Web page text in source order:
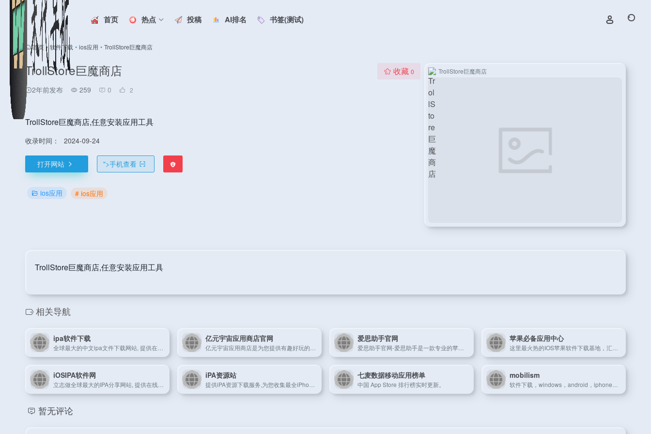
首页 热点 投稿 AI排名 书签(测试)
首页 • 软件下载 • ios应用 • TrollStore巨魔商店
TrollStore巨魔商店
2年前发布 259 0 2
收藏 0
TrollStore巨魔商店,任意安装应用工具
收录时间： 2024-09-24
打开网站 ">手机查看
ios应用 # ios应用
TrollStore巨魔商店
TrollStore巨魔商店,任意安装应用工具
相关导航
ipa软件下载 亿元宇宙应用商店官网 爱思助手官网 苹果必备应用中心
iOSIPA软件网 iPA资源站 七麦数据移动应用榜单
中国 App Store 排行榜实时更新。
mobilism
暂无评论